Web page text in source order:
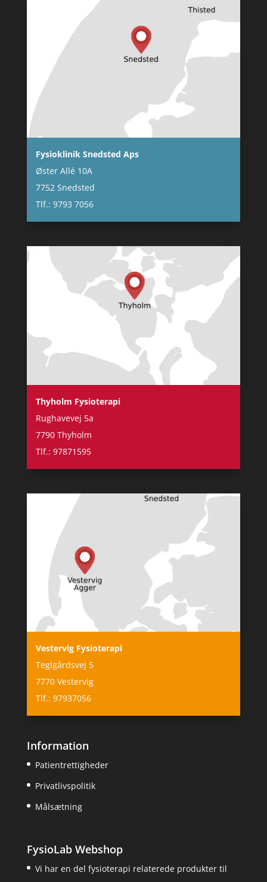
Fysioklinik Snedsted Aps
Øster Allé 10A
7752 Snedsted
Tlf.: 9793 7056
Thyholm Fysioterapi
Rughavevej 5a
7790 Thyholm
Tlf.: 97871595
Vestervig Fysioterapi
Teglgårdsvej 5
7770 Vestervig
Tlf.: 97937056
Information
Patientrettigheder
Privatlivspolitik
Målsætning
FysioLab Webshop
Vi har en del fysioterapi relaterede produkter til